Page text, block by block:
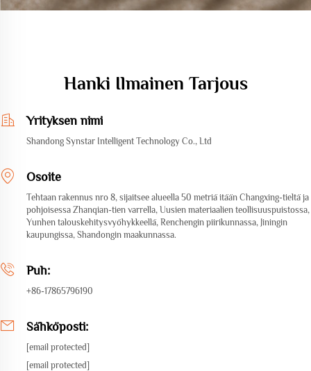
Hanki Ilmainen Tarjous
Yrityksen nimi
Shandong Synstar Intelligent Technology Co., Ltd
Osoite
Tehtaan rakennus nro 8, sijaitsee alueella 50 metriä itään Changxing-tieltä ja
pohjoisessa Zhanqian-tien varrella, Uusien materiaalien teollisuuspuistossa,
Yunhen talouskehitysvyöhykkeellä, Renchengin piirikunnassa, Jiningin
kaupungissa, Shandongin maakunnassa.
Puh:
+86-17865796190
Sähköposti:
[email protected]
[email protected]